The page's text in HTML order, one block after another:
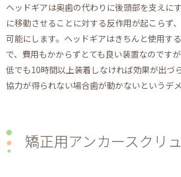
ヘッドギアは奥歯の代わりに後頭部を支えに
に移動させることに対する反作用が起こらず
可能にします。ヘッドギアはきちんと使用す
で、費用もかからずとても良い装置なのです
低でも10時間以上装着しなければ効果が出づ
協力が得られない場合歯が動かないというデ
矯正用アンカースクリ